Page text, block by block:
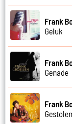
Frank
Geluk
Frank
Genade
Frank